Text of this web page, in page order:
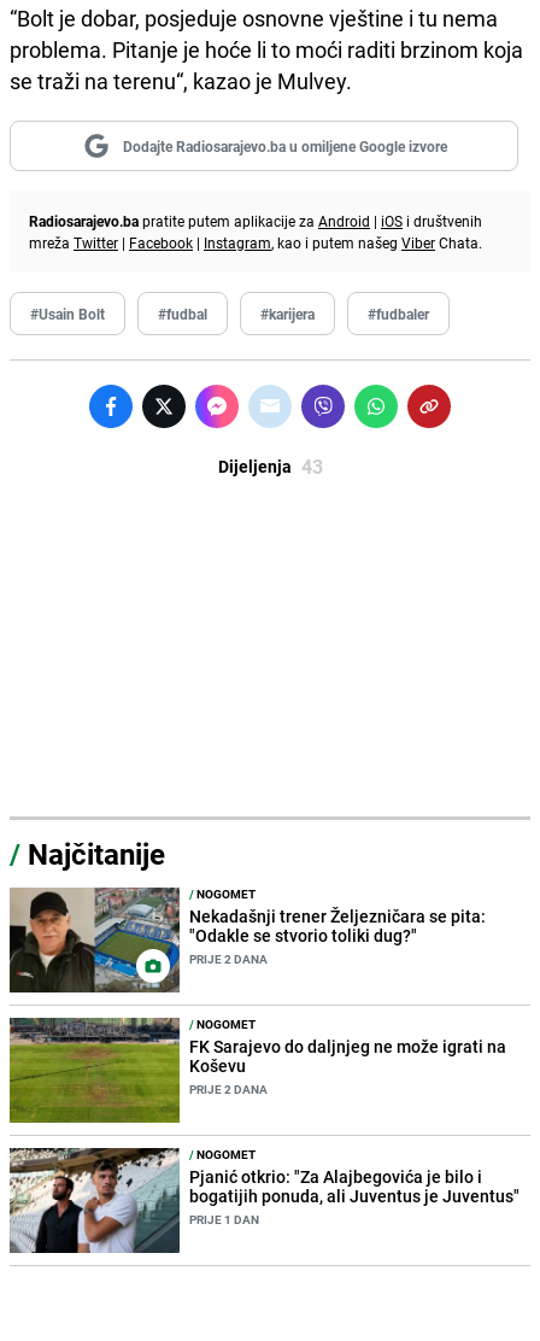
“Bolt je dobar, posjeduje osnovne vještine i tu nema
problema. Pitanje je hoće li to moći raditi brzinom koja
se traži na terenu“, kazao je Mulvey.
Dodajte Radiosarajevo.ba u omiljene Google izvore
Radiosarajevo.bapratite putem aplikacije za Android | iOS i društvenih
mreža Twitter | Facebook | Instagram, kao i putem našeg ViberChata.
#Usain Bolt #fudbal #karijera #fudbaler
Dijeljenja 43
/ Najčitanije
/NOGOMET
Nekadašnji trener Željezničara se pita:
"Odakle se stvorio toliki dug?"
PRIJE 2 DANA
/NOGOMET
FK Sarajevo do daljnjeg ne može igrati na
Koševu
PRIJE 2 DANA
/NOGOMET
Pjanić otkrio: "Za Alajbegovića je bilo i
bogatijih ponuda, ali Juventus je Juventus"
PRIJE 1 DAN